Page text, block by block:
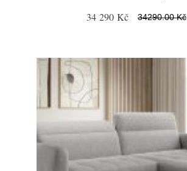
34 290 Kč 34290.00 Kč